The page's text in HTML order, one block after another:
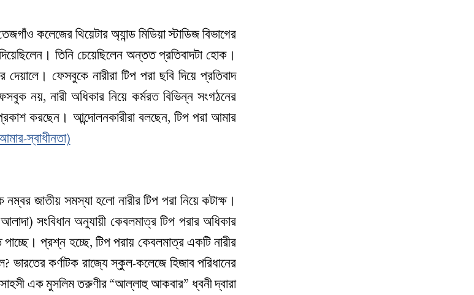
কলেজের থিয়েটার অ্যান্ড মিডিয়া স্টাডিজ বিভাগের
তিনি চেয়েছিলেন অন্তত প্রতিবাদটা হোক।
ফেসবুকে নারীরা টিপ পরা ছবি দিয়ে প্রতিবাদ
নয়, নারী অধিকার নিয়ে কর্মরত বিভিন্ন সংগঠনের
প্রকাশ করছেন। আন্দোলনকারীরা বলছেন, টিপ পরা আমার
স্বাধীনতা)
জাতীয় সমস্যা হলো নারীর টিপ পরা নিয়ে কটাক্ষ।
সংবিধান অনুযায়ী কেবলমাত্র টিপ পরার অধিকার
প্রশ্ন হচ্ছে, টিপ পরায় কেবলমাত্র একটি নারীর
ভারতের কর্ণাটক রাজ্যে স্কুল-কলেজে হিজাব পরিধানের
সাহসী এক মুসলিম তরুণীর “আল্লাহু আকবার” ধ্বনী দ্বারা